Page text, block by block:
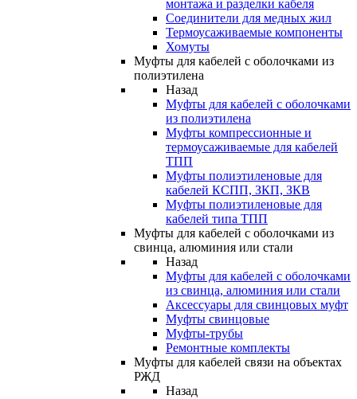
монтажа и разделки кабеля
Соединители для медных жил
Термоусаживаемые компоненты
Хомуты
Муфты для кабелей с оболочками из
полиэтилена
Назад
Муфты для кабелей с оболочками
из полиэтилена
Муфты компрессионные и
термоусаживаемые для кабелей
ТПП
Муфты полиэтиленовые для
кабелей КСПП, ЗКП, ЗКВ
Муфты полиэтиленовые для
кабелей типа ТПП
Муфты для кабелей с оболочками из
свинца, алюминия или стали
Назад
Муфты для кабелей с оболочками
из свинца, алюминия или стали
Аксессуары для свинцовых муфт
Муфты свинцовые
Муфты-трубы
Ремонтные комплекты
Муфты для кабелей связи на объектах
РЖД
Назад